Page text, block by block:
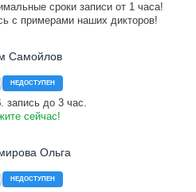
сроки записи от 1 часа!
с примерами наших дикторов!
Самойлов
НЕДОСТУПЕН
запись до 3 час.
сейчас!
Ольга
НЕДОСТУПЕН